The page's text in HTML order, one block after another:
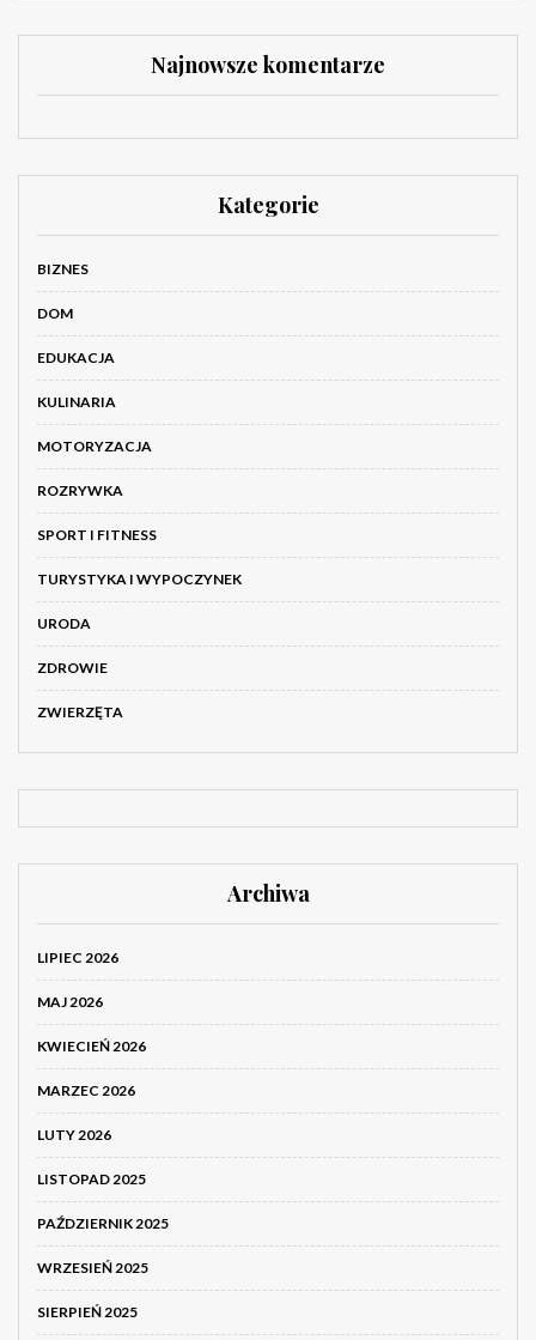
Najnowsze komentarze
Kategorie
BIZNES
DOM
EDUKACJA
KULINARIA
MOTORYZACJA
ROZRYWKA
SPORT I FITNESS
TURYSTYKA I WYPOCZYNEK
URODA
ZDROWIE
ZWIERZĘTA
Archiwa
LIPIEC 2026
MAJ 2026
KWIECIEŃ 2026
MARZEC 2026
LUTY 2026
LISTOPAD 2025
PAŹDZIERNIK 2025
WRZESIEŃ 2025
SIERPIEŃ 2025